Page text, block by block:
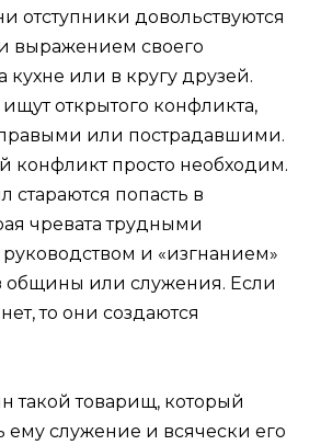
отступники довольствуются
выражением своего
кухне или в кругу друзей.
открытого конфликта,
правыми или пострадавшими.
конфликт просто необходим.
стараются попасть в
чревата трудными
и «изгнанием»
общины или служения. Если
то они создаются
такой товарищ, который
ему служение и всячески его